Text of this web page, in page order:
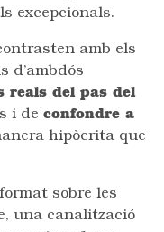
excepcionals.
amb els
d’ambdós
reals del pas del
i de confondre a
hipòcrita que
sobre les
una canalització